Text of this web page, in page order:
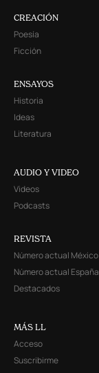
CREACIÓN
Poesía
Ficción
ENSAYOS
Historia
Ideas
Literatura
AUDIO Y VIDEO
Videos
Podcasts
REVISTA
Número actual México
Número actual España
Destacados
MÁS LL
Acceso
Suscribirme